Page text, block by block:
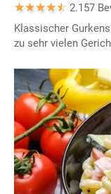
2.157
Klassischer
zu sehr vielen